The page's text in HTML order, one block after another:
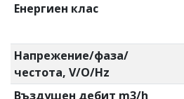
Енергиен клас
Напрежение/фаза/
честота, V/O/Hz
Въздушен дебит m3/h